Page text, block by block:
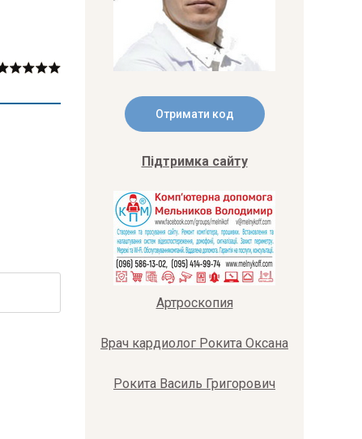
Підтримка сайту
Артроскопия
Врач кардиолог Рокита Оксана
Рокита Василь Григорович